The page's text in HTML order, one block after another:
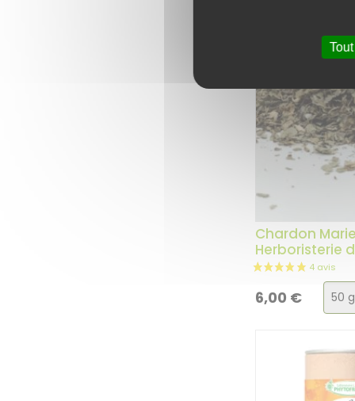
Chardon
Herboristerie
6,00 €
Choix
de